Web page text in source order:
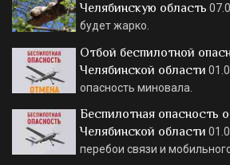
Челябинскую область
будет жарко.
Отбой беспилотной
Челябинской области
опасность миновала.
Беспилотная опасность
Челябинской области
перебои связи и